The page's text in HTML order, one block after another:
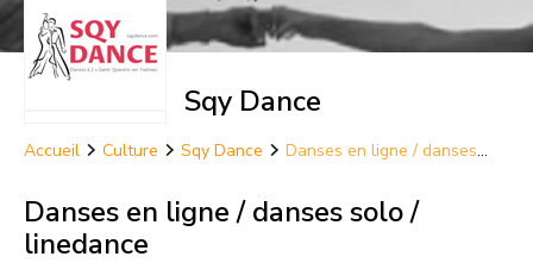
Sqy Dance
Accueil Culture Sqy Dance
Danses en ligne / danses
Danses en ligne / danses solo /
linedance